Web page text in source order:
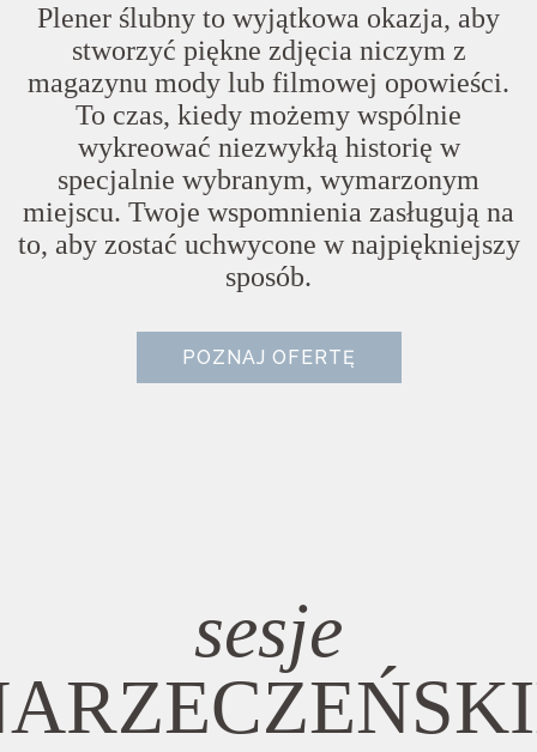
Plener ślubny to wyjątkowa okazja, aby
stworzyć piękne zdjęcia niczym z
magazynu mody lub filmowej opowieści.
To czas, kiedy możemy wspólnie
wykreować niezwykłą historię w
specjalnie wybranym, wymarzonym
miejscu. Twoje wspomnienia zasługują na
to, aby zostać uchwycone w najpiękniejszy
sposób.
POZNAJ OFERTĘ
sesje